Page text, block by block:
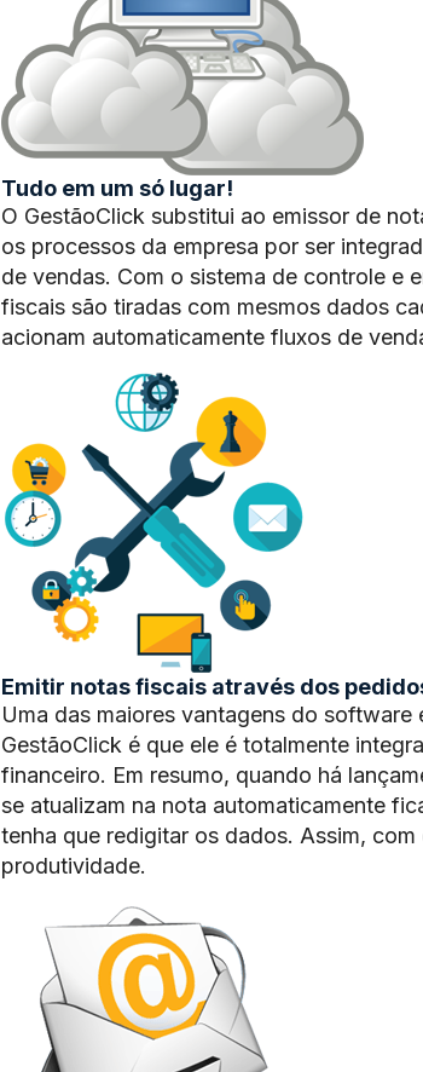
Tudo em um só lugar!
O GestãoClick substitui ao emissor de
os processos da empresa por ser
de vendas. Com o sistema de controle e
fiscais são tiradas com mesmos dados
acionam automaticamente fluxos de
Emitir notas fiscais através dos
Uma das maiores vantagens do
GestãoClick é que ele é totalmente
financeiro. Em resumo, quando há
se atualizam na nota automaticamente
tenha que redigitar os dados. Assim,
produtividade.